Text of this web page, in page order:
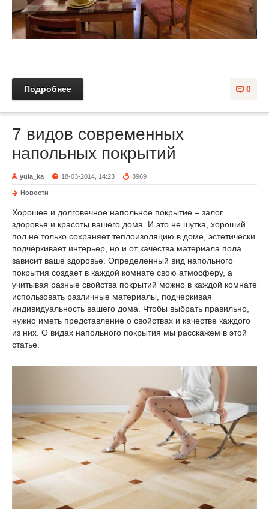
0
Подробнее
7 видов современных
напольных покрытий
yula_ka 18-03-2014, 14:23 3969
Новости
Хорошее и долговечное напольное покрытие – залог
здоровья и красоты вашего дома. И это не шутка, хороший
пол не только сохраняет теплоизоляцию в доме, эстетически
подчеркивает интерьер, но и от качества материала пола
зависит ваше здоровье. Определенный вид напольного
покрытия создает в каждой комнате свою атмосферу, а
учитывая разные свойства покрытий можно в каждой комнате
использовать различные материалы, подчеркивая
индивидуальность вашего дома. Чтобы выбрать правильно,
нужно иметь представление о свойствах и качестве каждого
из них. О видах напольного покрытия мы расскажем в этой
статье.